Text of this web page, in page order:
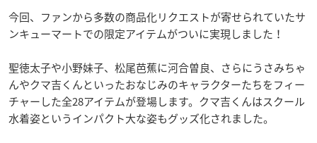
今回、ファンから多数の商品化リクエストが寄せられていたサ
ンキューマートでの限定アイテムがついに実現しました！
聖徳太子や小野妹子、松尾芭蕉に河合曽良、さらにうさみちゃ
んやクマ吉くんといったおなじみのキャラクターたちをフィー
チャーした全28アイテムが登場します。クマ吉くんはスクール
水着姿というインパクト大な姿もグッズ化されました。